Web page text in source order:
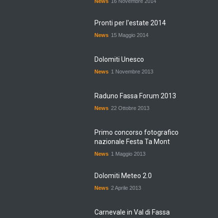
News 16 Novembre 2014
Pronti per l'estate 2014
News 15 Maggio 2014
Dolomiti Unesco
News 1 Novembre 2013
Raduno Fassa Forum 2013
News 22 Ottobre 2013
Primo concorso fotografico
nazionale Festa Ta Mont
News 1 Maggio 2013
Dolomiti Meteo 2.0
News 2 Aprile 2013
Carnevale in Val di Fassa